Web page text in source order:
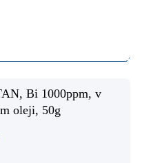
Bi 1000ppm, v
oleji, 50g